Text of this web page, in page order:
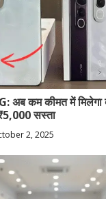
अब कम कीमत में मिलेगा
सस्ता
2, 2025